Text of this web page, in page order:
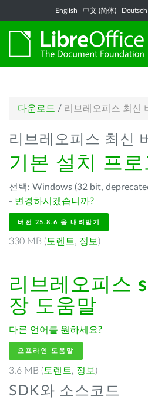
English 中文 (简体) Deutsch
다운로드 / 리브레오피스 최신
리브레오피스 최신
기본 설치 프로
선택: Windows (32 bit,
- 변경하시겠습니까?
버전 25.8.6 을 내려받기
330 MB ( 토렌트, 정보 )
리브레오피스
장 도움말
다른 언어를 원하세요?
오프라인 도움말
3.6 MB ( 토렌트, 정보 )
SDK와 소스코드